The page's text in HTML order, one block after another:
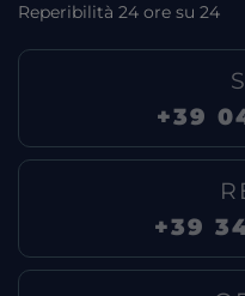
Reperibilità 24 ore su 24
+39
+39